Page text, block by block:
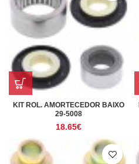
KIT ROL. AMORTECEDOR BAIXO
29-5008
18.65€